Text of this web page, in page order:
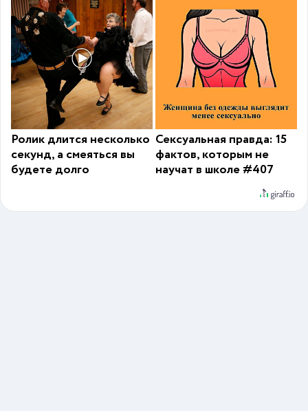
Ролик длится несколько
секунд, а смеяться вы
будете долго
Сексуальная правда: 15
фактов, которым не
научат в школе #407